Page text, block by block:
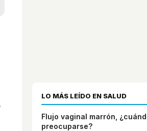
LO MÁS LEÍDO EN SALUD
Flujo vaginal marrón,
preocuparse?